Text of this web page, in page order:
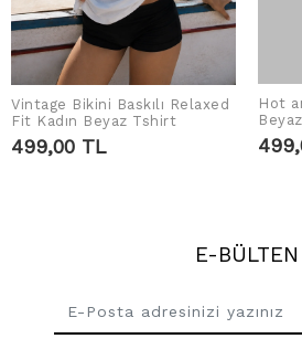
SEPETE EKLE
Vintage Bikini Baskılı Relaxed
Fit Kadın Beyaz Tshirt
499,00 TL
Hot
Tshirt
E-BÜLTEN